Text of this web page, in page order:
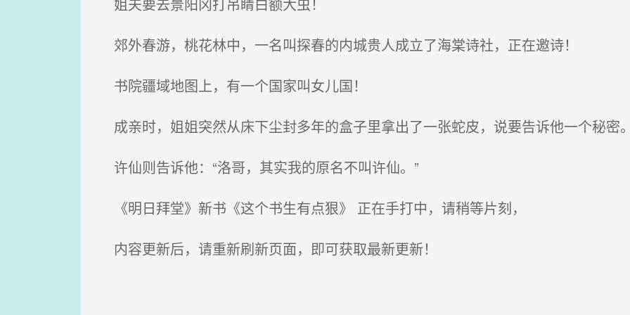
郊外春游，桃花林中，一名叫探春的内城贵人成立了海棠诗社，正在邀诗！
书院疆域地图上，有一个国家叫女儿国！
成亲时，姐姐突然从床下尘封多年的盒子里拿出了一张蛇皮，说要告诉他一个秘密
许仙则告诉他：“洛哥，其实我的原名不叫许仙。”
《明日拜堂》新书《这个书生有点狠》 正在手打中，请稍等片刻，
内容更新后，请重新刷新页面，即可获取最新更新！